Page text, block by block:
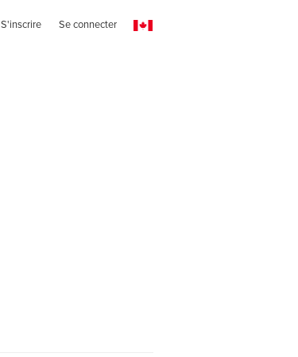
S'inscrire Se connecter